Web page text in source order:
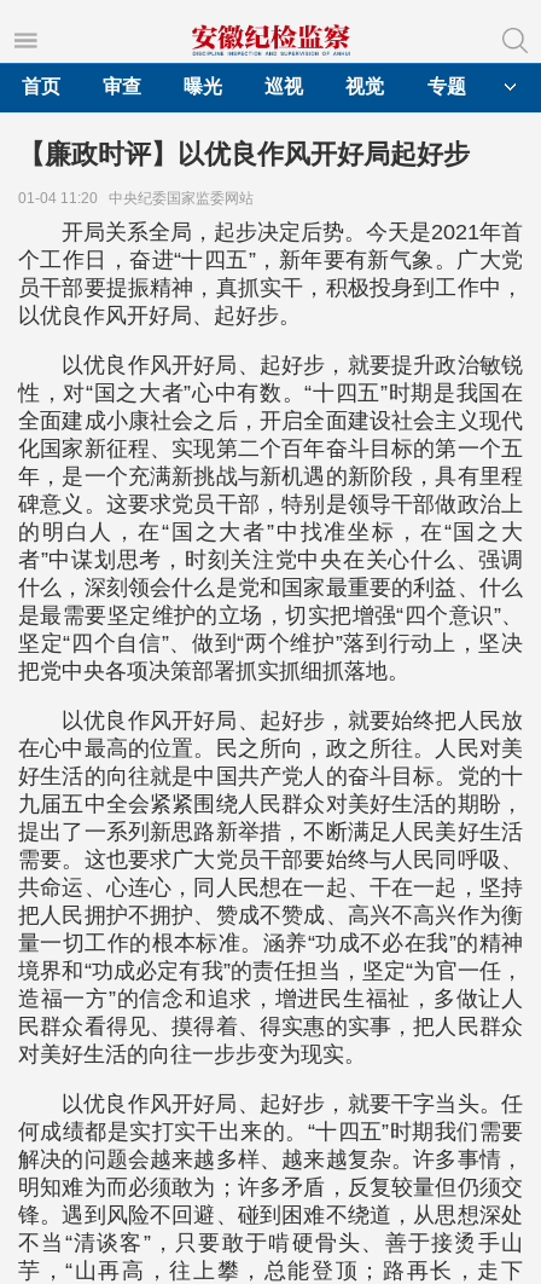
首页
审查 曝光 巡视 视觉 专题
【廉政时评】以优良作风开好局起好步
01-04 11:20 中央纪委国家监委网站
开局关系全局，起步决定后势。今天是2021年首
个工作日，奋进“十四五”，新年要有新气象。广大党
员干部要提振精神，真抓实干，积极投身到工作中，
以优良作风开好局、起好步。
以优良作风开好局、起好步，就要提升政治敏锐
性，对“国之大者”心中有数。“十四五”时期是我国在
全面建成小康社会之后，开启全面建设社会主义现代
化国家新征程、实现第二个百年奋斗目标的第一个五
年，是一个充满新挑战与新机遇的新阶段，具有里程
碑意义。这要求党员干部，特别是领导干部做政治上
的明白人，在“国之大者”中找准坐标，在“国之大
者”中谋划思考，时刻关注党中央在关心什么、强调
什么，深刻领会什么是党和国家最重要的利益、什么
是最需要坚定维护的立场，切实把增强“四个意识”、
坚定“四个自信”、做到“两个维护”落到行动上，坚决
把党中央各项决策部署抓实抓细抓落地。
以优良作风开好局、起好步，就要始终把人民放
在心中最高的位置。民之所向，政之所往。人民对美
好生活的向往就是中国共产党人的奋斗目标。党的十
九届五中全会紧紧围绕人民群众对美好生活的期盼，
提出了一系列新思路新举措，不断满足人民美好生活
需要。这也要求广大党员干部要始终与人民同呼吸、
共命运、心连心，同人民想在一起、干在一起，坚持
把人民拥护不拥护、赞成不赞成、高兴不高兴作为衡
量一切工作的根本标准。涵养“功成不必在我”的精神
境界和“功成必定有我”的责任担当，坚定“为官一任，
造福一方”的信念和追求，增进民生福祉，多做让人
民群众看得见、摸得着、得实惠的实事，把人民群众
对美好生活的向往一步步变为现实。
以优良作风开好局、起好步，就要干字当头。任
何成绩都是实打实干出来的。“十四五”时期我们需要
解决的问题会越来越多样、越来越复杂。许多事情，
明知难为而必须敢为；许多矛盾，反复较量但仍须交
锋。遇到风险不回避、碰到困难不绕道，从思想深处
不当“清谈客”，只要敢于啃硬骨头、善于接烫手山
芋，“山再高，往上攀，总能登顶；路再长，走下